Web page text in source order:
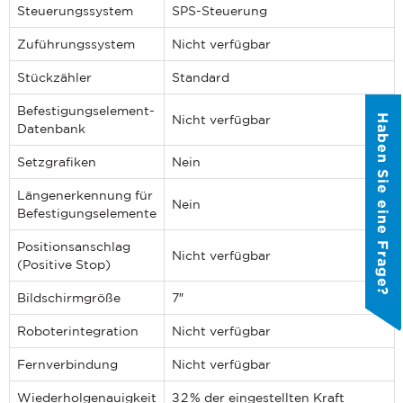
Steuerungssystem SPS-Steuerung
Zuführungssystem Nicht verfügbar
Stückzähler Standard
Befestigungselement-
Datenbank
Nicht verfügbar
Setzgrafiken Nein
Längenerkennung für
Befestigungselemente
Nein
Positionsanschlag
(Positive Stop)
Nicht verfügbar
Bildschirmgröße 7″
Roboterintegration Nicht verfügbar
Fernverbindung Nicht verfügbar
Wiederholgenauigkeit ± 2 % der eingestellten Kraft
Haben Sie eine Frage?
LAND*
ZU WELCHEM ​​THEMA HAT IHRE ANFRAGE?
PennEngineering verpflichtet sich, Ihre
Privatsphäre zu schützen und zu
respektieren. Wir nutzen Ihre
personenbezogenen Daten nur zur
Verwaltung Ihres Kontos und zur
angeforderten Produkte und
Dienstleistungen. Von Zeit zu Zeit
.
QUICK LINKS